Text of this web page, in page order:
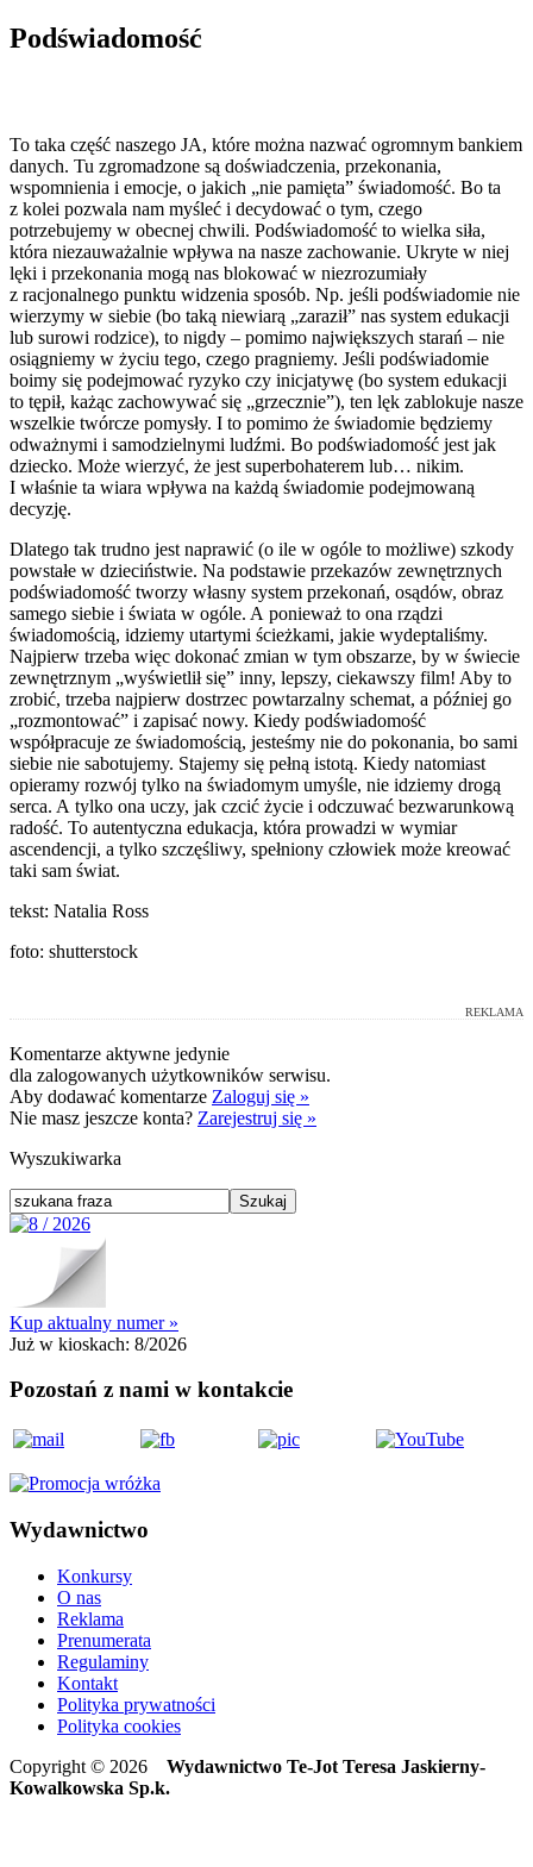
Podświadomość
To taka część naszego JA, które można nazwać ogromnym bankiem
danych. Tu zgromadzone są doświadczenia, przekonania,
wspomnienia i emocje, o jakich „nie pamięta” świadomość. Bo ta
z kolei pozwala nam myśleć i decydować o tym, czego
potrzebujemy w obecnej chwili. Podświadomość to wielka siła,
która niezauważalnie wpływa na nasze zachowanie. Ukryte w niej
lęki i przekonania mogą nas blokować w niezrozumiały
z racjonalnego punktu widzenia sposób. Np. jeśli podświadomie nie
wierzymy w siebie (bo taką niewiarą „zaraził” nas system edukacji
lub surowi rodzice), to nigdy – pomimo największych starań – nie
osiągniemy w życiu tego, czego pragniemy. Jeśli podświadomie
boimy się podejmować ryzyko czy inicjatywę (bo system edukacji
to tępił, każąc zachowywać się „grzecznie”), ten lęk zablokuje nasze
wszelkie twórcze pomysły. I to pomimo że świadomie będziemy
odważnymi i samodzielnymi ludźmi. Bo podświadomość jest jak
dziecko. Może wierzyć, że jest superbohaterem lub… nikim.
I właśnie ta wiara wpływa na każdą świadomie podejmowaną
decyzję.
Dlatego tak trudno jest naprawić (o ile w ogóle to możliwe) szkody
powstałe w dzieciństwie. Na podstawie przekazów zewnętrznych
podświadomość tworzy własny system przekonań, osądów, obraz
samego siebie i świata w ogóle. A ponieważ to ona rządzi
świadomością, idziemy utartymi ścieżkami, jakie wydeptaliśmy.
Najpierw trzeba więc dokonać zmian w tym obszarze, by w świecie
zewnętrznym „wyświetlił się” inny, lepszy, ciekawszy film! Aby to
zrobić, trzeba najpierw dostrzec powtarzalny schemat, a później go
„rozmontować” i zapisać nowy. Kiedy podświadomość
współpracuje ze świadomością, jesteśmy nie do pokonania, bo sami
siebie nie sabotujemy. Stajemy się pełną istotą. Kiedy natomiast
opieramy rozwój tylko na świadomym umyśle, nie idziemy drogą
serca. A tylko ona uczy, jak czcić życie i odczuwać bezwarunkową
radość. To autentyczna edukacja, która prowadzi w wymiar
ascendencji, a tylko szczęśliwy, spełniony człowiek może kreować
taki sam świat.
tekst: Natalia Ross
foto: shutterstock
REKLAMA
Komentarze aktywne jedynie
dla zalogowanych użytkowników serwisu.
Aby dodawać komentarze Zaloguj się »
Nie masz jeszcze konta? Zarejestruj się »
Wyszukiwarka
Kup aktualny numer »
Już w kioskach: 8/2026
Pozostań z nami w kontakcie
Wydawnictwo
Konkursy
O nas
Reklama
Prenumerata
Regulaminy
Kontakt
Polityka prywatności
Polityka cookies
Copyright © 2026 Wydawnictwo Te-Jot Teresa Jaskierny-
Kowalkowska Sp.k.